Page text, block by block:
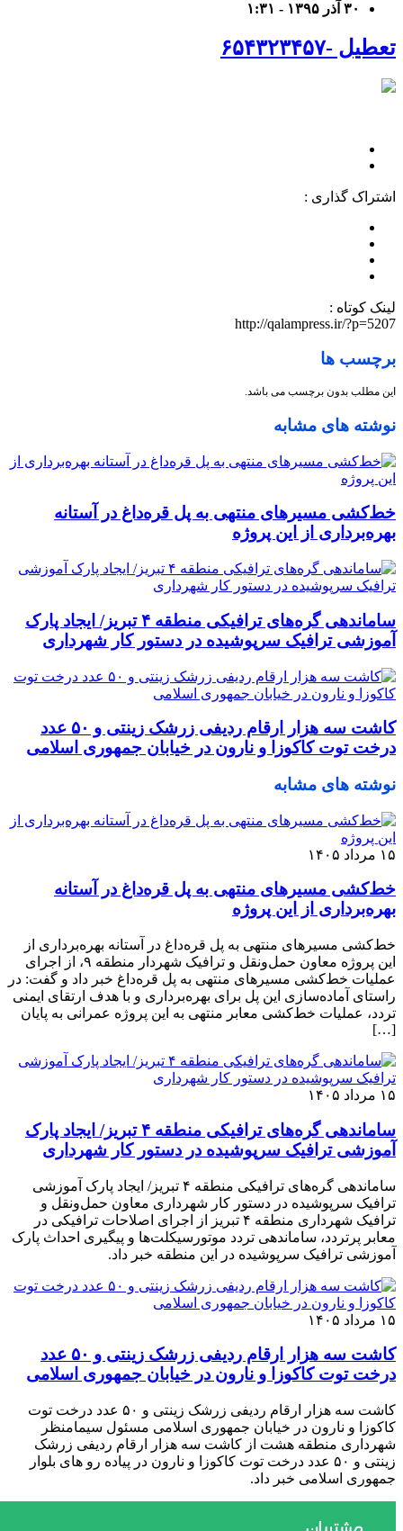
۳۰ آذر ۱۳۹۵ - ۱:۳۱
تعطیل -۶۵۴۳۲۳۴۵۷
اشتراک گذاری :
لینک کوتاه :
http://qalampress.ir/?p=5207
برچسب ها
این مطلب بدون برچسب می باشد.
نوشته های مشابه
خط‌کشی مسیرهای منتهی به پل قره‌داغ در آستانه
بهره‌برداری از این پروژه
ساماندهی گره‌های ترافیکی منطقه ۴ تبریز/ ایجاد پارک
آموزشی ترافیک سرپوشیده در دستور کار شهرداری
کاشت سه هزار ارقام ردیفی زرشک زینتی و ۵۰ عدد
درخت توت کاکوزا و نارون در خیابان جمهوری اسلامی
نوشته های مشابه
۱۵ مرداد ۱۴۰۵
خط‌کشی مسیرهای منتهی به پل قره‌داغ در آستانه
بهره‌برداری از این پروژه
خط‌کشی مسیرهای منتهی به پل قره‌داغ در آستانه بهره‌برداری از
این پروژه معاون حمل‌ونقل و ترافیک شهردار منطقه ۹، از اجرای
عملیات خط‌کشی مسیرهای منتهی به پل قره‌داغ خبر داد و گفت: در
راستای آماده‌سازی این پل برای بهره‌برداری و با هدف ارتقای ایمنی
تردد، عملیات خط‌کشی معابر منتهی به این پروژه عمرانی به پایان
[…]
۱۵ مرداد ۱۴۰۵
ساماندهی گره‌های ترافیکی منطقه ۴ تبریز/ ایجاد پارک
آموزشی ترافیک سرپوشیده در دستور کار شهرداری
ساماندهی گره‌های ترافیکی منطقه ۴ تبریز/ ایجاد پارک آموزشی
ترافیک سرپوشیده در دستور کار شهرداری معاون حمل‌ونقل و
ترافیک شهرداری منطقه ۴ تبریز از اجرای اصلاحات ترافیکی در
معابر پرتردد، ساماندهی تردد موتورسیکلت‌ها و پیگیری احداث پارک
آموزشی ترافیک سرپوشیده در این منطقه خبر داد.
۱۵ مرداد ۱۴۰۵
کاشت سه هزار ارقام ردیفی زرشک زینتی و ۵۰ عدد
درخت توت کاکوزا و نارون در خیابان جمهوری اسلامی
کاشت سه هزار ارقام ردیفی زرشک زینتی و ۵۰ عدد درخت توت
کاکوزا و نارون در خیابان جمهوری اسلامی مسئول سیمامنظر
شهرداری منطقه هشت از کاشت سه هزار ارقام ردیفی زرشک
زینتی و ۵۰ عدد درخت توت کاکوزا و نارون در پیاده رو های بلوار
جمهوری اسلامی خبر داد.